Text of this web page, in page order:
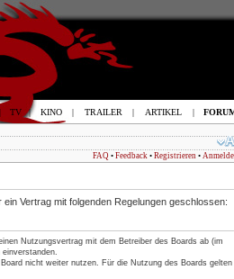
FAQ • Feedback • Registrieren •
Vertrag mit folgenden Regelungen geschlossen:
Nutzungsvertrag mit dem Betreiber des Boards ab (im
einverstanden.
nicht weiter nutzen. Für die Nutzung des Boards gelten
| TV | KINO | TRAILER | ARTIKEL |